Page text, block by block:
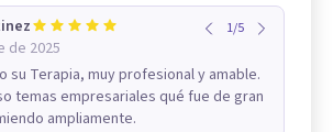
de 2025
1/5
su Terapia, muy profesional y amable.
temas empresariales qué fue de gran
ampliamente.